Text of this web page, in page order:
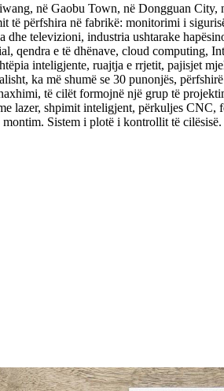
në Gaobu Town, në Dongguan City,
të përfshira në fabrikë: monitorimi i
televizioni, industria ushtarake
qendra e të dhënave, cloud computing,
inteligjente, ruajtja e rrjetit, pajisjet
ka më shumë se 30 punonjës,
të cilët formojnë një grup të
lazer, shpimit inteligjent, përkuljes CNC,
montim. Sistem i plotë i kontrollit të cilësisë.